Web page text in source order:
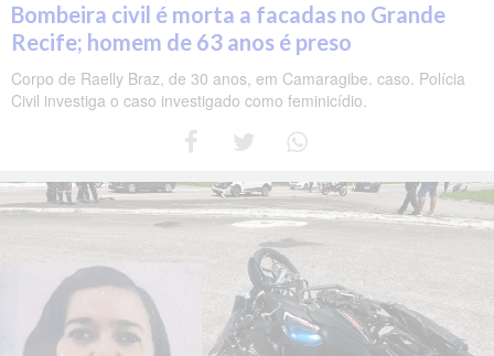
Bombeira civil é morta a facadas no Grande
Recife; homem de 63 anos é preso
Corpo de Raelly Braz, de 30 anos, em Camaragibe. caso. Polícia
Civil investiga o caso investigado como feminicídio.